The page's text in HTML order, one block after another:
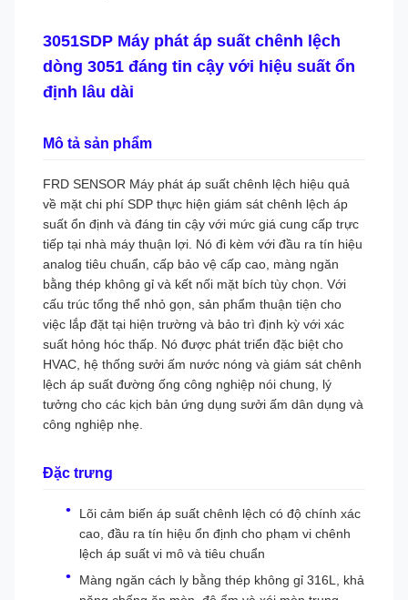
3051SDP Máy phát áp suất chênh lệch
dòng 3051 đáng tin cậy với hiệu suất ổn
định lâu dài
Mô tả sản phẩm
FRD SENSOR Máy phát áp suất chênh lệch hiệu quả
về mặt chi phí SDP thực hiện giám sát chênh lệch áp
suất ổn định và đáng tin cậy với mức giá cung cấp trực
tiếp tại nhà máy thuận lợi. Nó đi kèm với đầu ra tín hiệu
analog tiêu chuẩn, cấp bảo vệ cấp cao, màng ngăn
bằng thép không gỉ và kết nối mặt bích tùy chọn. Với
cấu trúc tổng thể nhỏ gọn, sản phẩm thuận tiện cho
việc lắp đặt tại hiện trường và bảo trì định kỳ với xác
suất hỏng hóc thấp. Nó được phát triển đặc biệt cho
HVAC, hệ thống sưởi ấm nước nóng và giám sát chênh
lệch áp suất đường ống công nghiệp nói chung, lý
tưởng cho các kịch bản ứng dụng sưởi ấm dân dụng và
công nghiệp nhẹ.
Đặc trưng
Lõi cảm biến áp suất chênh lệch có độ chính xác
cao, đầu ra tín hiệu ổn định cho phạm vi chênh
lệch áp suất vi mô và tiêu chuẩn
Màng ngăn cách ly bằng thép không gỉ 316L, khả